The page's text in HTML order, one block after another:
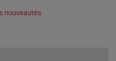
nouveautés